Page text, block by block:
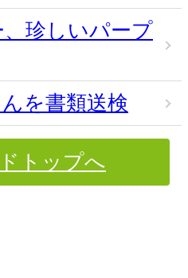
珍しいパープ
を書類送検
トップへ